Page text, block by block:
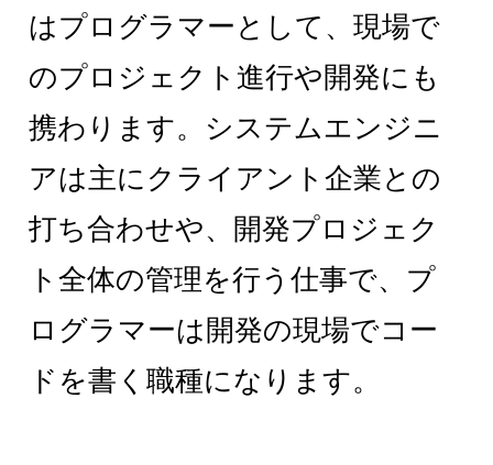
はプログラマーとして、現場で
のプロジェクト進行や開発にも
携わります。システムエンジニ
アは主にクライアント企業との
打ち合わせや、開発プロジェク
ト全体の管理を行う仕事で、プ
ログラマーは開発の現場でコー
ドを書く職種になります。